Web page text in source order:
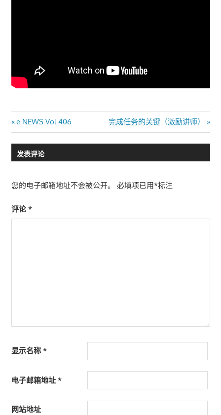
文
章
导
航
Previous
Post:
e NEWS Vol 406
Next
Post:
完成任务的关键（激励讲师）
发表评论
您的电子邮箱地址不会被公开。 必填项已用*标注
评论*
显示名称 *
电子邮箱地址 *
网站地址